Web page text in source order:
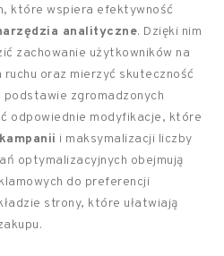
które wspiera efektywność
analityczne. Dzięki nim
zachowanie użytkowników na
oraz mierzyć skuteczność
podstawie zgromadzonych
odpowiednie modyfikacje, które
i maksymalizacji liczby
optymalizacyjnych obejmują
do preferencji
strony, które ułatwiają